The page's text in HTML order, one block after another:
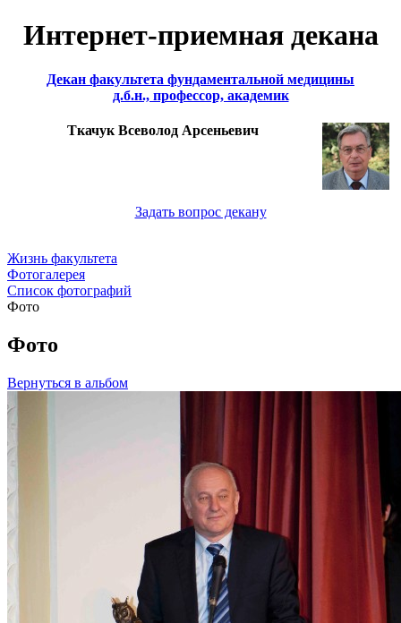
Интернет-приемная декана
Декан факультета фундаментальной медицины
д.б.н., профессор, академик
Ткачук Всеволод Арсеньевич
Задать вопрос декану
Жизнь факультета
Фотогалерея
Список фотографий
Фото
Фото
Вернуться в альбом